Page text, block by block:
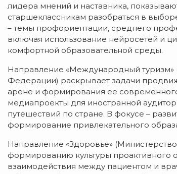
лидера мнений и наставника,
старшеклассникам разобраться в
– темы профориентации, среднего
включая использование нейросетей и
комфортной образовательной среды.
Направление «Международный туризм»
Федерации) раскрывает задачи
арене и формирования ее
медиапроекты для иностранной
путешествий по стране. В фокусе –
формирование привлекательного
Направление «Здоровье»
формированию культуры проактивного
взаимодействия между пациентом и